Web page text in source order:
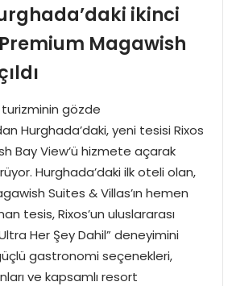
ikinci
Magawish
turizminin gözde
Hurghada’daki, yeni tesisi Rixos
Bay View’ü hizmete açarak
Hurghada’daki ilk oteli olan,
Suites & Villas’ın hemen
tesis, Rixos’un uluslararası
Her Şey Dahil” deneyimini
gastronomi seçenekleri,
ve kapsamlı resort